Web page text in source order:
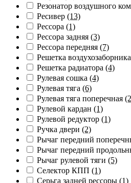
Резонатор воздушного
Ресивер (13)
Рессора (1)
Рессора задняя (3)
Рессора передняя (7)
Решетка воздухозаборника
Решетка радиатора (4)
Рулевая сошка (4)
Рулевая тяга (6)
Рулевая тяга поперечная
Рулевой кардан (1)
Рулевой редуктор (1)
Ручка двери (2)
Рычаг передний
Рычаг передний
Рычаг рулевой тяги (5)
Селектор КПП (1)
Серьга задней рессоры (1)